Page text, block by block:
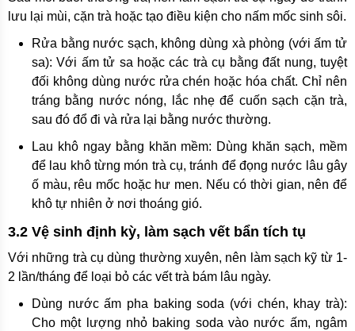
lưu lại mùi, cặn trà hoặc tạo điều kiện cho nấm mốc sinh sôi.
Rửa bằng nước sạch, không dùng xà phòng (với ấm tử
sa): Với ấm tử sa hoặc các trà cụ bằng đất nung, tuyệt
đối không dùng nước rửa chén hoặc hóa chất. Chỉ nên
tráng bằng nước nóng, lắc nhẹ để cuốn sạch cặn trà,
sau đó đổ đi và rửa lại bằng nước thường.
Lau khô ngay bằng khăn mềm: Dùng khăn sạch, mềm
để lau khô từng món trà cụ, tránh để đọng nước lâu gây
ố màu, rêu mốc hoặc hư men. Nếu có thời gian, nên để
khô tự nhiên ở nơi thoáng gió.
3.2 Vệ sinh định kỳ, làm sạch vết bẩn tích tụ
Với những trà cụ dùng thường xuyên, nên làm sạch kỹ từ 1-
2 lần/tháng để loại bỏ các vết trà bám lâu ngày.
Dùng nước ấm pha baking soda (với chén, khay trà):
Cho một lượng nhỏ baking soda vào nước ấm, ngâm